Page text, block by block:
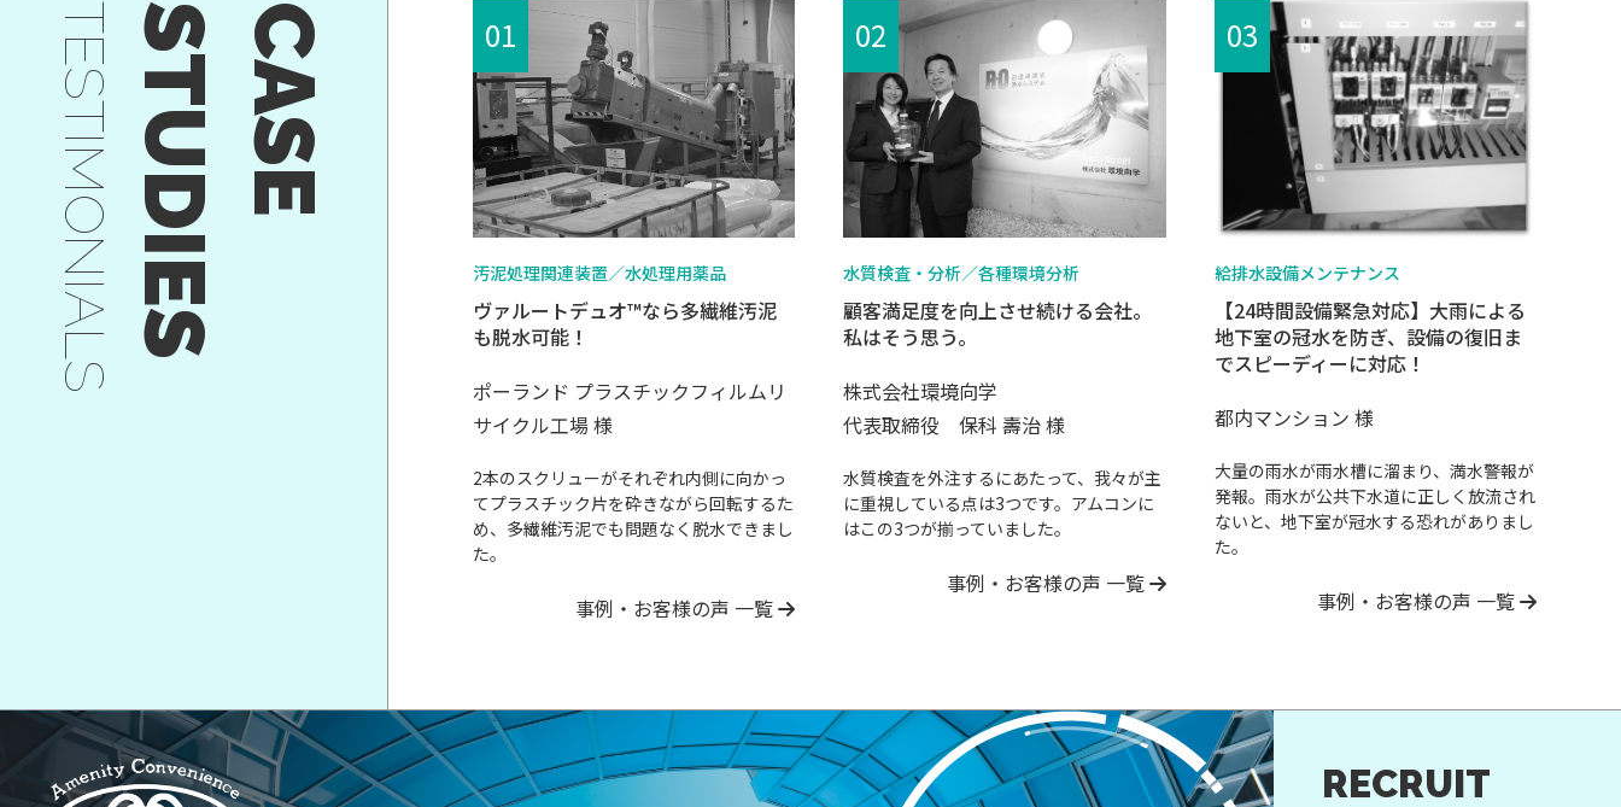
C
A
S
E
S
T
U
D
I
E
S
TESTIMONIALS 汚泥処理関連装置／水処理用薬品
ヴァルートデュオ™なら多繊維汚泥
も脱水可能！
ポーランド プラスチックフィルムリ
サイクル工場 様
2本のスクリューがそれぞれ内側に向かっ
てプラスチック片を砕きながら回転するた
め、多繊維汚泥でも問題なく脱水できまし
た。
事例・お客様の声 一覧
水質検査・分析／各種環境分析
顧客満足度を向上させ続ける会社。
私はそう思う。
株式会社環境向学
代表取締役 保科 壽治 様
水質検査を外注するにあたって、我々が主
に重視している点は3つです。アムコンに
はこの3つが揃っていました。
事例・お客様の声 一覧
給排水設備メンテナンス
【24時間設備緊急対応】大雨による
地下室の冠水を防ぎ、設備の復旧ま
でスピーディーに対応！
都内マンション 様
大量の雨水が雨水槽に溜まり、満水警報が
発報。雨水が公共下水道に正しく放流され
ないと、地下室が冠水する恐れがありまし
た。
事例・お客様の声 一覧
RECRUIT